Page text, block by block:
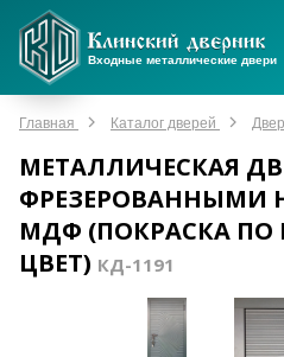
Входные металлические двери
Главная Каталог дверей
МЕТАЛЛИЧЕСКАЯ
ФРЕЗЕРОВАННЫМИ
МДФ (ПОКРАСКА ПО
ЦВЕТ) КД-1191
Max
Мы онлайн!
WhatsApp
Мы онлайн!
Telegram
Мы онлайн!
Max
Мы онлайн!
WhatsApp
Мы онлайн!